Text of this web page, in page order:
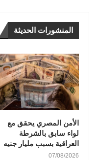
المنشورات الحديثة
الأمن المصري يحقق مع
لواء سابق بالشرطة
العراقية بسبب مليار جنيه
07/08/2026